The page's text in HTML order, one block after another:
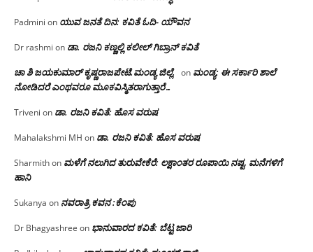
Padmini on ಯುವ ಜನತೆ ದಿನ: ಕವಿತೆ ಓದಿ- ಯೌವನ
Dr rashmi on ಡಾ. ರಜನಿ‌ ಕಣ್ಣಲ್ಲಿ ಕಲೀಲ್ ಗಿಬ್ರಾನ್ ಕವಿತೆ
ಚಾ ಶಿ ಜಯಕುಮಾರ್ ಕೃಷ್ಣರಾಜಪೇಟೆ.ಮಂಡ್ಯ ಜಿಲ್ಲೆ. on ಮಂಡ್ಯ: ಈ ಸರ್ಕಾರಿ ಶಾಲೆ
ನೋಡಿದರೆ ಎಂಥವರೂ ಮೂಕವಿಸ್ಮಿತರಾಗುತ್ತಾರೆ…
Triveni on ಡಾ. ರಜನಿ ಕವಿತೆ: ಹೊಸ ವರುಷ
Mahalakshmi MH on ಡಾ. ರಜನಿ ಕವಿತೆ: ಹೊಸ ವರುಷ
Sharmithon ಮಳೆಗೆ ನಲುಗಿದ ತುರುವೇಕೆರೆ: ಲಕ್ಷಾಂತರ ರೂಪಾಯಿ ನಷ್ಟ, ಮನೆಗಳಿಗೆ
ಹಾನಿ
Sukanya on ನವರಾತ್ರಿ ಕವನ :ಕೆಂಪು
Dr Bhagyashree on ಭಾನುವಾರದ ಕವಿತೆ: ಬೆಟ್ಟ ಜಾರಿ